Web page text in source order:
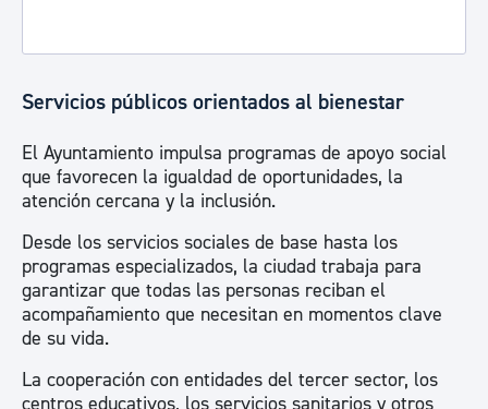
Servicios públicos orientados al bienestar
El Ayuntamiento impulsa programas de apoyo social
que favorecen la igualdad de oportunidades, la
atención cercana y la inclusión.
Desde los servicios sociales de base hasta los
programas especializados, la ciudad trabaja para
garantizar que todas las personas reciban el
acompañamiento que necesitan en momentos clave
de su vida.
La cooperación con entidades del tercer sector, los